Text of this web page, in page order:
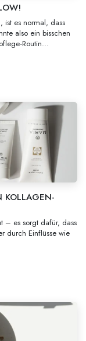
ist es normal, dass
also ein bisschen
KOLLAGEN-
– es sorgt dafür, dass
durch Einflüsse wie